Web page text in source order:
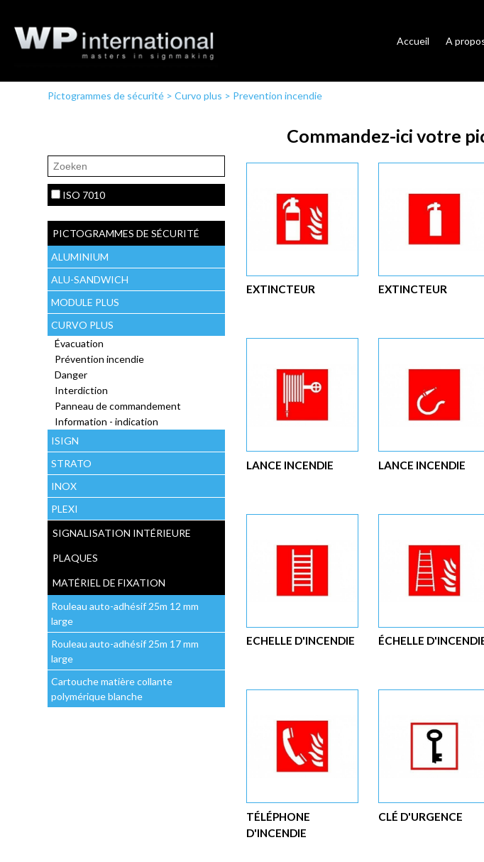
Accueil A
Pictogrammes de sécurité >Curvo plus > Prevention incendie
Commandez-ici votre
ISO 7010
PICTOGRAMMES DE SÉCURITÉ
ALUMINIUM
ALU-SANDWICH
MODULE PLUS
CURVO PLUS
Évacuation
Prévention incendie
Danger
Interdiction
Panneau de commandement
Information - indication
ISIGN
STRATO
INOX
PLEXI
SIGNALISATION INTÉRIEURE
PLAQUES
MATÉRIEL DE FIXATION
Rouleau auto-adhésif 25m 12 mm
large
Rouleau auto-adhésif 25m 17 mm
large
Cartouche matière collante
polymérique blanche
EXTINCTEUR EXTINCTEUR
LANCE INCENDIE LANCE INCENDIE
ECHELLE D'INCENDIE ÉCHELLE
TÉLÉPHONE
D'INCENDIE
CLÉ D'URGENCE